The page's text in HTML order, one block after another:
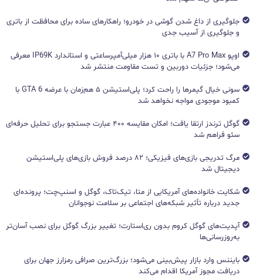
جلوگیری از داغ شدن گوشی در خودرو؛ راهکارهای ساده برای محافظت از باتری
و جلوگیری از آسیب جدی
اوپو A7 Pro Max با باتری ۱۰ هزار میلی‌آمپرساعتی و استاندارد IP69K معرفی
می‌شود؛ جزئیات دوربین و تست مقاومت منتشر شد
سونی خیال گیمرها را راحت کرد؛ پلی‌استیشن ۵ هم‌زمان با عرضه GTA 6 با
کمبود موجودی مواجه نخواهد شد
گوگل ترندز ارتقا یافت؛ امکان مقایسه ۴۰۰ عبارت جستجو برای تحلیل حرفه‌ای
سئو فراهم شد
مرگ تدریجی بازی‌های فیزیکی؛ ۸۲ درصد فروش بازی‌های پلی‌استیشن
دیجیتال شد
شکایت خانواده‌های آمریکایی از متا، تیک‌تاک، گوگل و اسنپ‌چت؛ پرونده‌ای
جدید درباره تأثیر شبکه‌های اجتماعی بر سلامت نوجوانان
آپدیت‌های گوگل کروم بدون ری‌استارت؛ تغییر بزرگ گوگل برای نصب آسان‌تر
به‌روزرسانی‌ها
بایننس وارد بازار پیش‌بینی می‌شود؛ بزرگ‌ترین صرافی رمزارز جهان برای
دریافت مجوز آمریکا اقدام می‌کند